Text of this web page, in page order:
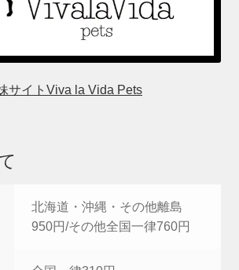
サイトViva la Vida Pets
北海道・沖縄・その他離島
950円/その他全国一律760円